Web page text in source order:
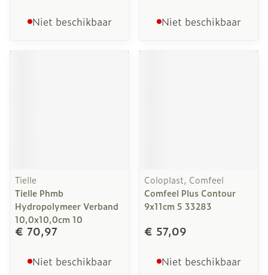
Niet beschikbaar Niet beschikbaar
Tielle
Tielle Phmb
Hydropolymeer Verband
10,0x10,0cm 10
€ 70,97
Niet beschikbaar
Coloplast, Comfeel
Comfeel Plus Contour
9x11cm 5 33283
€ 57,09
Niet beschikbaar